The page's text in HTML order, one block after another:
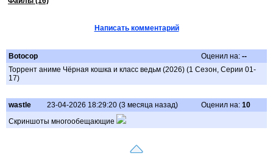
Написать комментарий
Botocop Оценил на: --
Торрент аниме Чёрная кошка и класс ведьм (2026) (1 Сезон, Серии 01-
17)
wastle 23-04-2026 18:29:20 (3 месяца назад) Оценил на: 10
Скриншоты многообещающие